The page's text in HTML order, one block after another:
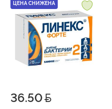
ЦЕНА СНИЖЕНА
36.50